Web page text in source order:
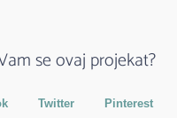
se ovaj projekat?
Twitter Pinterest